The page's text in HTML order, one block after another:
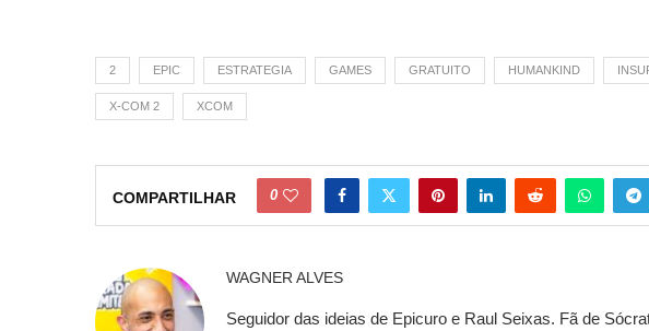
2 EPIC ESTRATEGIA GAMES GRATUITO HUMANKIND
X-COM 2 XCOM
COMPARTILHAR 0
WAGNER ALVES
Seguidor das ideias de Epicuro e Raul Seixas. Fã de